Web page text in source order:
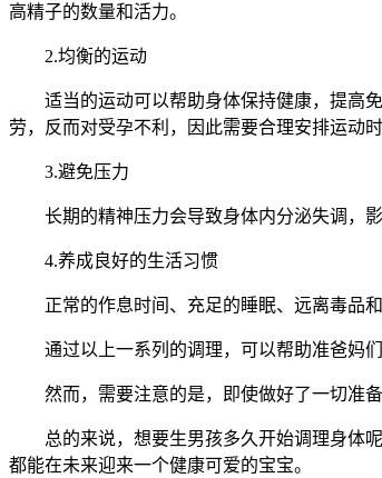
高精子的数量和活力。
2.均衡的运动
适当的运动可以帮助身体保持健康，提高免
劳，反而对受孕不利，因此需要合理安排运动时
3.避免压力
长期的精神压力会导致身体内分泌失调，影
4.养成良好的生活习惯
正常的作息时间、充足的睡眠、远离毒品和
通过以上一系列的调理，可以帮助准爸妈们
然而，需要注意的是，即使做好了一切准备
总的来说，想要生男孩多久开始调理身体呢
都能在未来迎来一个健康可爱的宝宝。